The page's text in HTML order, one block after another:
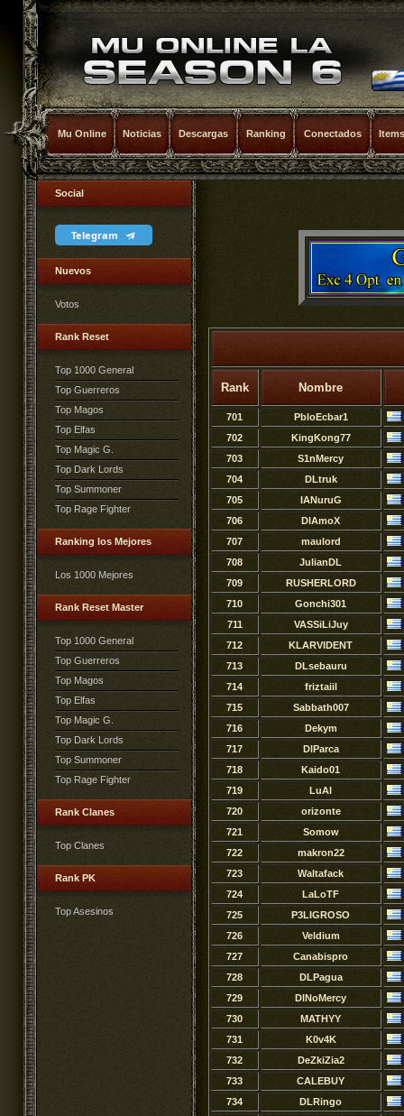
Mu Online Noticias Descargas Ranking Conectados Items
Social
Telegram
Nuevos
Votos
Rank Reset
Top 1000 General
Top Guerreros
Top Magos
Top Elfas
Top Magic G.
Top Dark Lords
Top Summoner
Top Rage Fighter
Ranking los Mejores
Los 1000 Mejores
Rank Reset Master
Top 1000 General
Top Guerreros
Top Magos
Top Elfas
Top Magic G.
Top Dark Lords
Top Summoner
Top Rage Fighter
Rank Clanes
Top Clanes
Rank PK
Top Asesinos
Rank Nombre
701
PbloEcbar1
702
KingKong77
703
S1nMercy
704
DLtruk
705
IANuruG
706
DlAmoX
707
maulord
708
JulianDL
709
RUSHERLORD
710
Gonchi301
711
VASSiLiJuy
712
KLARVIDENT
713
DLsebauru
714
friztaiil
715
Sabbath007
716
Dekym
717
DlParca
718
Kaido01
719
LuAl
720
orizonte
721
Somow
722
makron22
723
Waltafack
724
LaLoTF
725
P3LIGROSO
726
Veldium
727
Canabispro
728
DLPagua
729
DlNoMercy
730
MATHYY
731
K0v4K
732
DeZkiZia2
733
CALEBUY
734
DLRingo